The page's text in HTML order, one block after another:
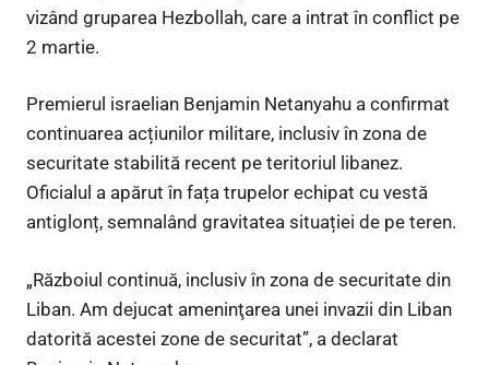
vizând gruparea Hezbollah, care a intrat în conflict pe
2 martie.
Premierul israelian Benjamin Netanyahu a confirmat
continuarea acțiunilor militare, inclusiv în zona de
securitate stabilită recent pe teritoriul libanez.
Oficialul a apărut în fața trupelor echipat cu vestă
antiglonț, semnalând gravitatea situației de pe teren.
„Războiul continuă, inclusiv în zona de securitate din
Liban. Am dejucat ameninţarea unei invazii din Liban
datorită acestei zone de securitat”, a declarat